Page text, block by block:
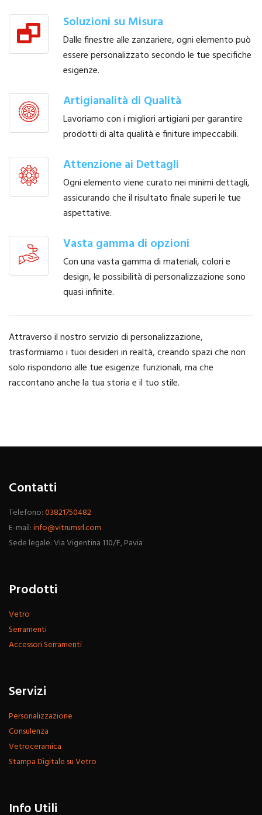
Soluzioni su Misura
Dalle finestre alle zanzariere, ogni elemento può
essere personalizzato secondo le tue specifiche
esigenze.
Artigianalità di Qualità
Lavoriamo con i migliori artigiani per garantire
prodotti di alta qualità e finiture impeccabili.
Attenzione ai Dettagli
Ogni elemento viene curato nei minimi dettagli,
assicurando che il risultato finale superi le tue
aspettative.
Vasta gamma di opzioni
Con una vasta gamma di materiali, colori e
design, le possibilità di personalizzazione sono
quasi infinite.
Attraverso il nostro servizio di personalizzazione,
trasformiamo i tuoi desideri in realtà, creando spazi che non
solo rispondono alle tue esigenze funzionali, ma che
raccontano anche la tua storia e il tuo stile.
Contatti
Telefono:03821750482
E-mail:info@vitrumsrl.com
Sede legale: Via Vigentina 110/F, Pavia
Prodotti
Vetro
Serramenti
Accessori Serramenti
Servizi
Personalizzazione
Consulenza
Vetroceramica
Stampa Digitale su Vetro
Info Utili